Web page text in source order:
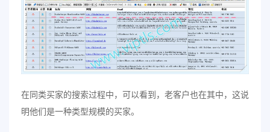
在同类买家的搜索过程中，可以看到，老客户也在其中，这说
明他们是一种类型规模的买家。